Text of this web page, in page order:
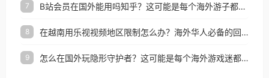
7 B站会员在国外能用吗知乎？这可能是每个海外游子都问过的问题
8 在越南用乐视视频地区限制怎么办？海外华人必备的回国加速攻略
9 怎么在国外玩隐形守护者？这可能是每个海外游戏迷都问过的问题